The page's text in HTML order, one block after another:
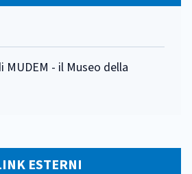
MUDEM - il Museo della
ESTERNI